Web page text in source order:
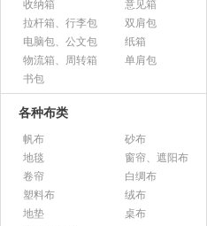
收纳箱
意见箱
拉杆箱、行李包
双肩包
电脑包、公文包
纸箱
物流箱、周转箱
单肩包
书包
各种布类
帆布
砂布
地毯
窗帘、遮阳布
卷帘
白绸布
塑料布
绒布
地垫
桌布